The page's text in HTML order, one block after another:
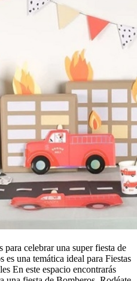
para celebrar una super fiesta de
es una temática ideal para Fiestas
En este espacio encontrarás